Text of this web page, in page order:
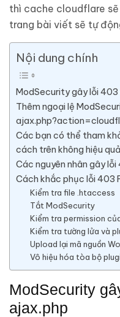
thì cache cloudflare
trang bài viết sẽ tự
Nội dung chính
ModSecurity gây lỗi
Thêm ngoại lệ
Các bạn có thể tham
cách trên không hiệu
Các nguyên nhân gây
Cách khắc phục lỗi 403
Kiểm tra file .htaccess
Tắt ModSecurity
Kiểm tra permission
Kiểm tra tường lửa và
Upload lại mã nguồn
Vô hiệu hóa tòa bộ
ModSecurity
ajax.php